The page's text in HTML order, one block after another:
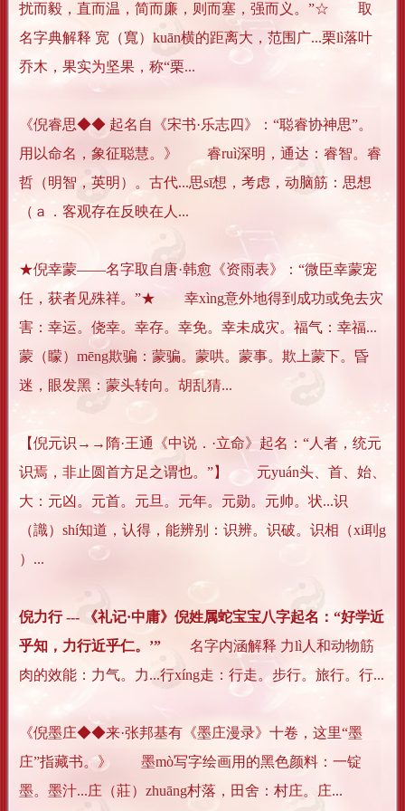
扰而毅，直而温，简而廉，则而塞，强而义。”☆ 取
名字典解释 宽（寬）kuān横的距离大，范围广...栗lì落叶
乔木，果实为坚果，称“栗...
《倪睿思◆◆ 起名自《宋书·乐志四》：“聪睿协神思”。
用以命名，象征聪慧。》 睿ruì深明，通达：睿智。睿
哲（明智，英明）。古代...思sī想，考虑，动脑筋：思想
（ａ．客观存在反映在人...
★倪幸蒙——名字取自唐·韩愈《资雨表》：“微臣幸蒙宠
任，获者见殊祥。”★ 幸xìng意外地得到成功或免去灾
害：幸运。侥幸。幸存。幸免。幸未成灾。福气：幸福...
蒙（矇）mēng欺骗：蒙骗。蒙哄。蒙事。欺上蒙下。昏
迷，眼发黑：蒙头转向。胡乱猜...
【倪元识→→隋·王通《中说．·立命》起名：“人者，统元
识焉，非止圆首方足之谓也。”】 元yuán头、首、始、
大：元凶。元首。元旦。元年。元勋。元帅。状...识
（識）shí知道，认得，能辨别：识辨。识破。识相（xi刵g
）...
倪力行 --- 《礼记·中庸》倪姓属蛇宝宝八字起名：“好学近
乎知，力行近乎仁。’” 名字内涵解释 力lì人和动物筋
肉的效能：力气。力...行xíng走：行走。步行。旅行。行...
《倪墨庄◆◆来·张邦基有《墨庄漫录》十卷，这里“墨
庄”指藏书。》 墨mò写字绘画用的黑色颜料：一锭
墨。墨汁...庄（莊）zhuāng村落，田舍：村庄。庄...